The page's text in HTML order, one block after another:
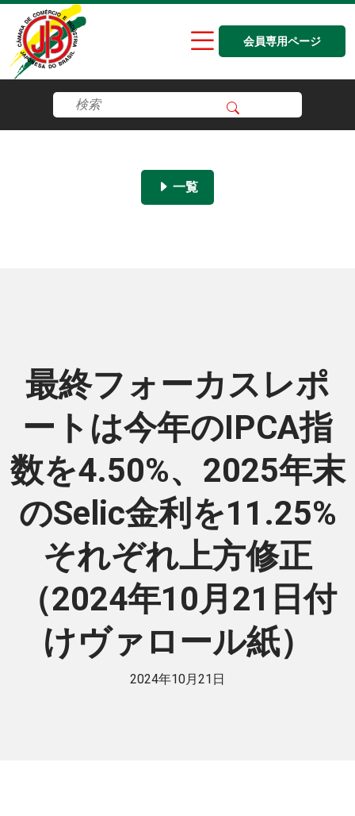
会員専用ページ
一覧
最終フォーカスレポ
ートは今年のIPCA指
数を4.50%、2025年末
のSelic金利を11.25%
それぞれ上方修正
（2024年10月21日付
けヴァロール紙）
2024年10月21日